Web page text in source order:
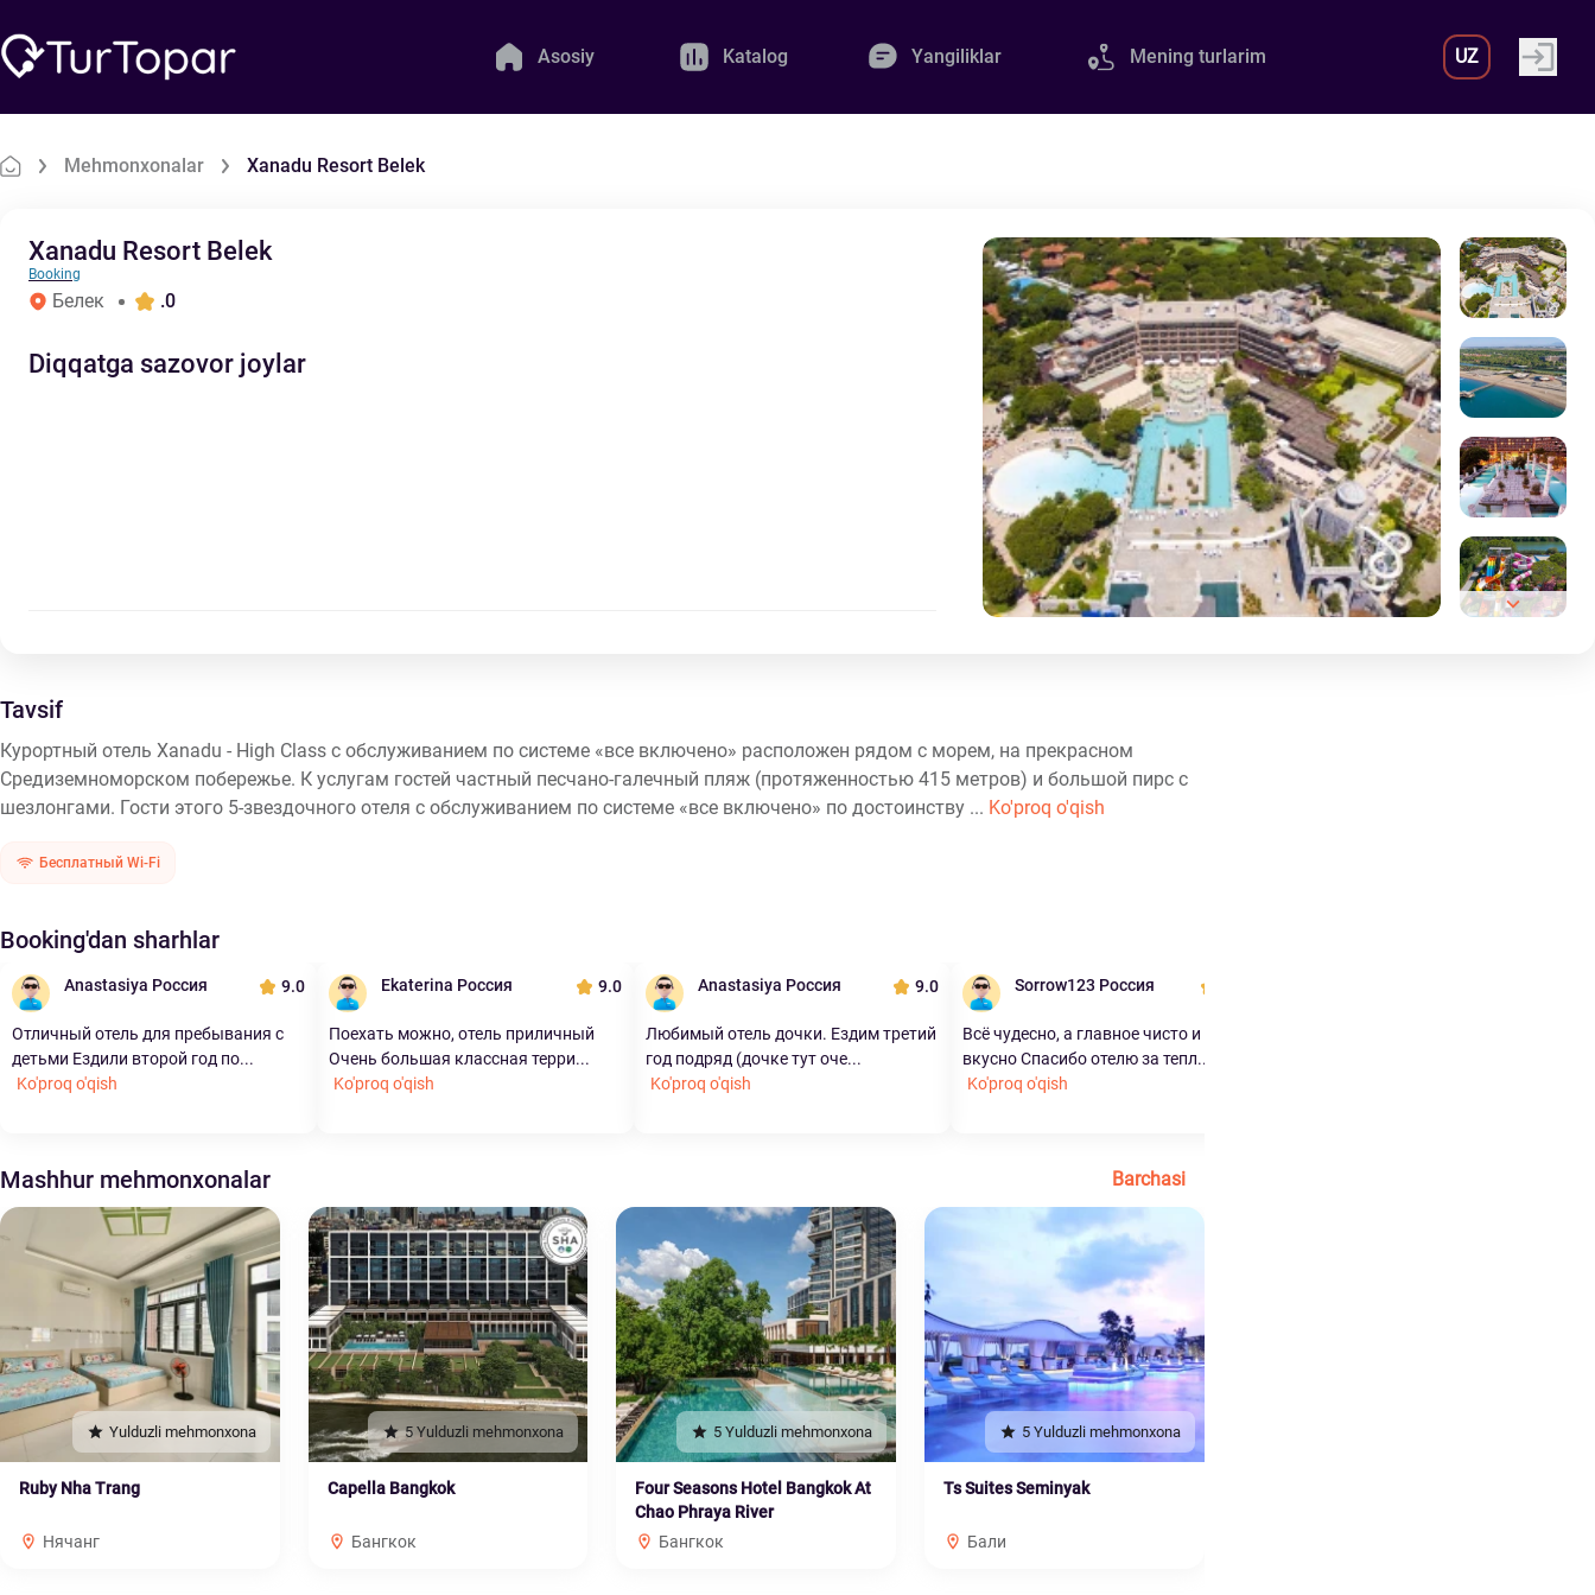
Asosiy Katalog Yangiliklar Mening turlarim UZ
Mehmonxonalar Xanadu Resort Belek
Xanadu Resort Belek
Booking
Белек .0
Diqqatga sazovor joylar
Tavsif
Курортный отель Xanadu - High Class с обслуживанием по системе «все включено» расположен рядом с морем, на прекрасном
Средиземноморском побережье. К услугам гостей частный песчано-галечный пляж (протяженностью 415 метров) и большой пирс с
шезлонгами. Гости этого 5-звездочного отеля с обслуживанием по системе «все включено» по достоинству ... Ko'proq o'qish
Бесплатный Wi-Fi
Booking'dan sharhlar
Anastasiya Россия 9.0
Отличный отель для пребывания с
детьми Ездили второй год по...
Ko'proq o'qish
Ekaterina Россия 9.0
Поехать можно, отель приличный
Очень большая классная терри...
Ko'proq o'qish
Anastasiya Россия 9.0
Любимый отель дочки. Ездим третий
год подряд (дочке тут оче...
Ko'proq o'qish
Sorrow123 Россия
Всё чудесно, а главное чисто и
вкусно Спасибо отелю за тепл...
Ko'proq o'qish
Mashhur mehmonxonalar Barchasi
Yulduzli mehmonxona
Ruby Nha Trang
Нячанг
5 Yulduzli mehmonxona
Capella Bangkok
Бангкок
5 Yulduzli mehmonxona
Four Seasons Hotel Bangkok At
Chao Phraya River
Бангкок
5 Yulduzli mehmonxona
Ts Suites Seminyak
Бали